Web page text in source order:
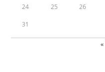
24 25 26
31